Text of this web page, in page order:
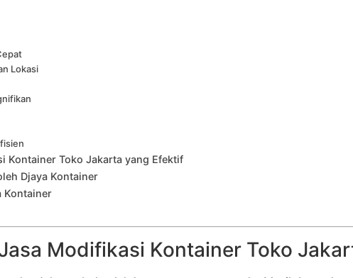
Lokasi
Kontainer Toko Jakarta yang Efektif
Djaya Kontainer
Kontainer
Modifikasi Kontainer Toko